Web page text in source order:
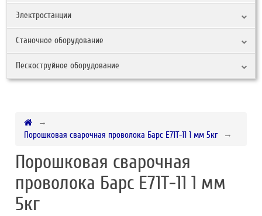
Электростанции
Станочное оборудование
Пескоструйное оборудование
Порошковая сварочная проволока Барс E71T-11 1 мм 5кг
Порошковая сварочная
проволока Барс E71T-11 1 мм
5кг